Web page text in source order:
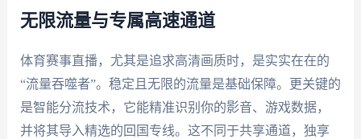
无限流量与专属高速通道
体育赛事直播，尤其是追求高清画质时，是实实在在的
“流量吞噬者”。稳定且无限的流量是基础保障。更关键的
是智能分流技术，它能精准识别你的影音、游戏数据，
并将其导入精选的回国专线。这不同于共享通道，独享